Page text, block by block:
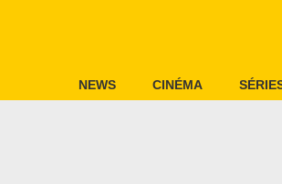
NEWS CINÉMA